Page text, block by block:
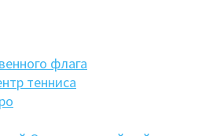
флага
тенниса